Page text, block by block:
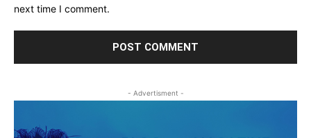
next time I comment.
- Advertisment -